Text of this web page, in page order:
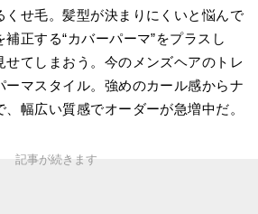
くせ毛。髪型が決まりにくいと悩んで
正する“カバーパーマ”をプラスし
せてしまおう。今のメンズヘアのトレ
ーマスタイル。強めのカール感からナ
幅広い質感でオーダーが急増中だ。